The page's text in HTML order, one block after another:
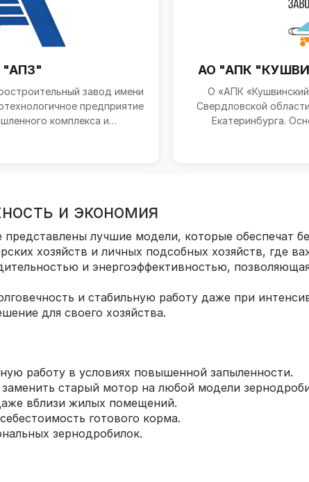
"АПЗ"
завод имени
предприятие
комплекса и
АО "АПК
О «АПК
Свердловской
Екатеринбурга.
и экономия
лучшие модели, которые обеспечат
хозяйств и личных подсобных хозяйств, где
и энергоэффективностью,
и стабильную работу даже при
для своего хозяйства.
работу в условиях повышенной запыленности.
старый мотор на любой модели
вблизи жилых помещений.
готового корма.
зернодробилок.